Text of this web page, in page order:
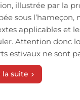
illustrée par la
sous
applicables et
Attention donc
estivaux ne sont
la suite